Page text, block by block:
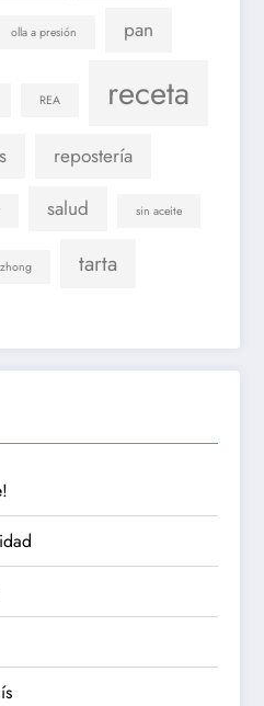
olla a presión pan
REA receta
repostería
salud sin aceite
tarta